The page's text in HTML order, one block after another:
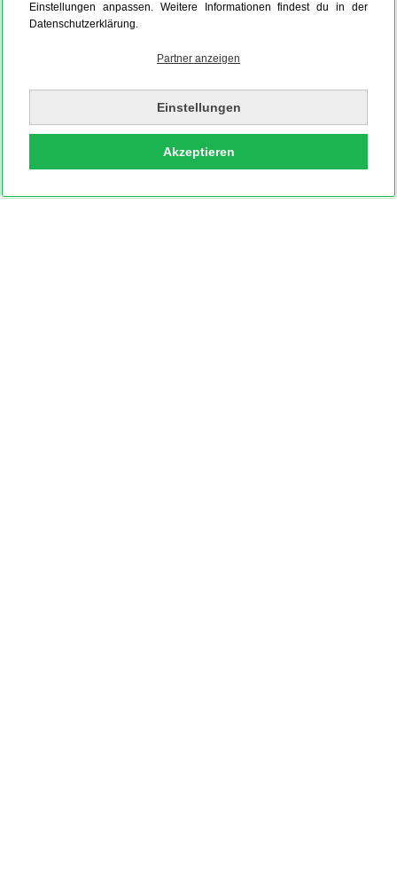
Einstellungen anpassen. Weitere Informationen findest du in der
Datenschutzerklärung.
Partner anzeigen
Einstellungen
Akzeptieren